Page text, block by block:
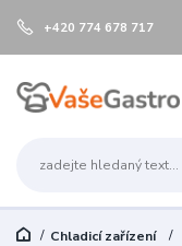
+420 774 678 717
Chladicí zařízení